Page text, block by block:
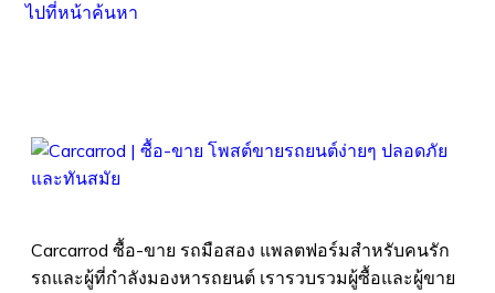
ไปที่หน้าค้นหา
Carcarrod ซื้อ-ขาย รถมือสอง แพลตฟอร์มสำหรับคนรัก
รถและผู้ที่กำลังมองหารถยนต์ เรารวบรวมผู้ซื้อและผู้ขาย